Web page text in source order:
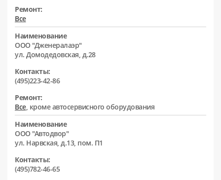
Ремонт:
Все
Наименование
ООО "Дженералаэр"
ул. Домодедовская, д.28
Контакты:
(495)223-42-86
Ремонт:
Все, кроме автосервисного оборудования
Наименование
ООО "Автодвор"
ул. Нарвская, д.13, пом. П1
Контакты:
(495)782-46-65